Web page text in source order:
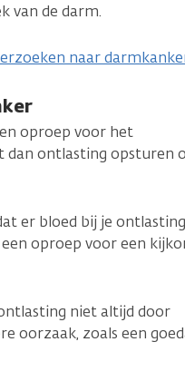
van de darm.
naar
oproep voor het
dan ontlasting opsturen
er bloed bij je
oproep voor een
niet altijd door
oorzaak, zoals een